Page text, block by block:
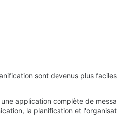
sont devenus plus faciles
application complète de
la planification et